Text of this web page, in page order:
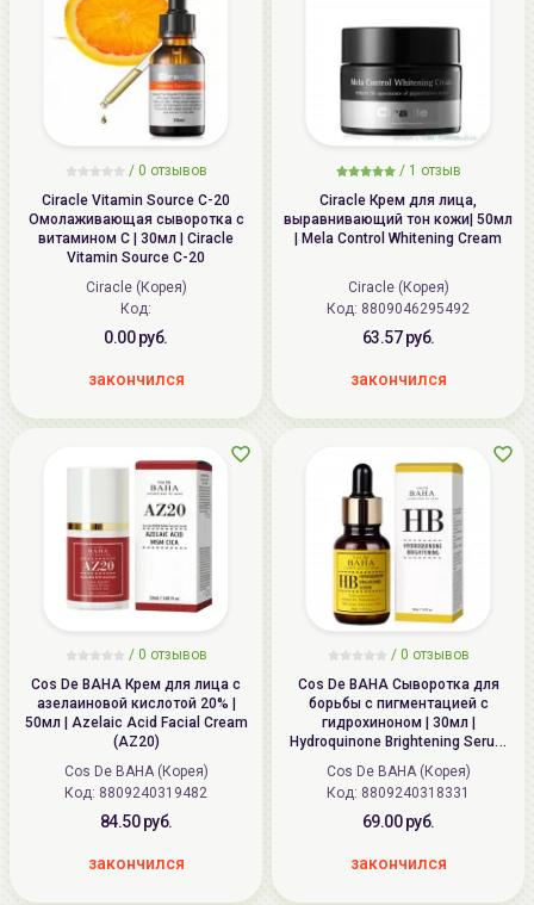
/ 0 отзывов
Ciracle Vitamin Source C-20
Омолаживающая сыворотка с
витамином C | 30мл | Ciracle
Vitamin Source C-20
Ciracle (Корея)
Код:
0.00 руб.
закончился
/ 1 отзыв
Ciracle Крем для лица,
выравнивающий тон кожи| 50мл
| Mela Control Whitening Cream
Ciracle (Корея)
Код: 8809046295492
63.57 руб.
закончился
/ 0 отзывов
Cos De BAHA Крем для лица с
азелаиновой кислотой 20% |
50мл | Azelaic Acid Facial Cream
(AZ20)
Cos De BAHA (Корея)
Код: 8809240319482
84.50 руб.
закончился
/ 0 отзывов
Cos De BAHA Сыворотка для
борьбы с пигментацией с
гидрохиноном | 30мл |
Hydroquinone Brightening Serum
Cos De BAHA (Корея)
Код: 8809240318331
69.00 руб.
закончился